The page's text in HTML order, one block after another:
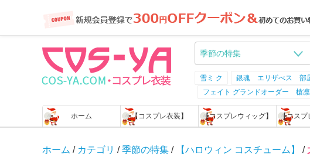
雪ミ ク 銀魂 エリザべス 部
フェイト グランドオーダー 槍
ホーム 【コスプレ衣装】 【コスプレウィッグ】 【コスプ
ホーム / カテゴリ /季節の特集 / 【ハロウィン コスチューム】 /